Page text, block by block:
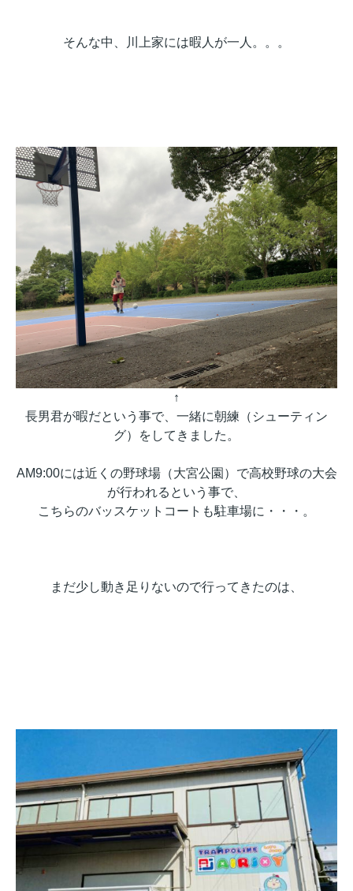
そんな中、川上家には暇人が一人。。。
↑
長男君が暇だという事で、一緒に朝練（シューティン
グ）をしてきました。
AM9:00には近くの野球場（大宮公園）で高校野球の大会
が行われるという事で、
こちらのバッスケットコートも駐車場に・・・。
まだ少し動き足りないので行ってきたのは、